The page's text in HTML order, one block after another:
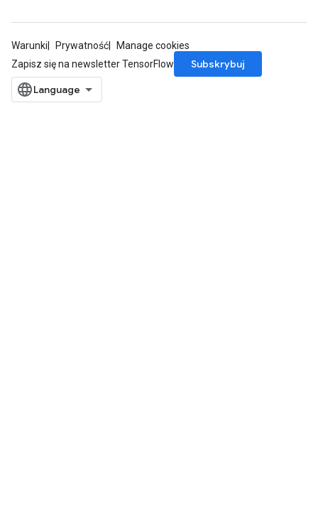
Warunki Prywatność
Manage cookies
Zapisz się na newsletter TensorFlow
Subskrybuj